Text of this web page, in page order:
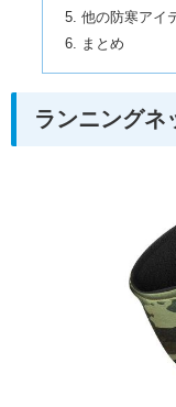
他の防寒アイ
まとめ
ランニングネ